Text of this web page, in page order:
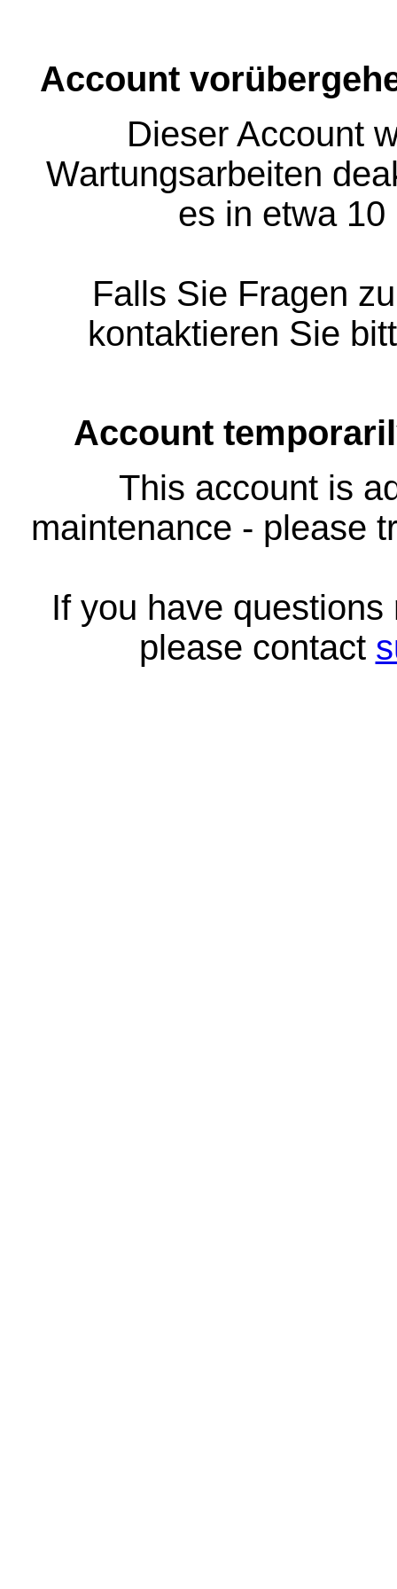
Account
Dieser Account
Wartungsarbeiten
es in etwa
Falls Sie Fragen
kontaktieren Sie
Account
This account is
maintenance - please
If you have
please contact